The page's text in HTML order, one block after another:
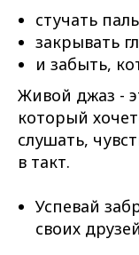
стучать
закрывать
и забыть,
Живой джаз -
который
слушать,
в такт.
Успевай
своих друзей